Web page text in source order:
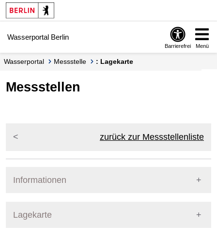
Springe zur Navigation
Springe zum Inhalt
Wasserportal Berlin
Barrierefrei Menü
Wasserportal Messstelle : Lagekarte
Messstellen
zurück zur Messstellenliste
Informationen
Lagekarte